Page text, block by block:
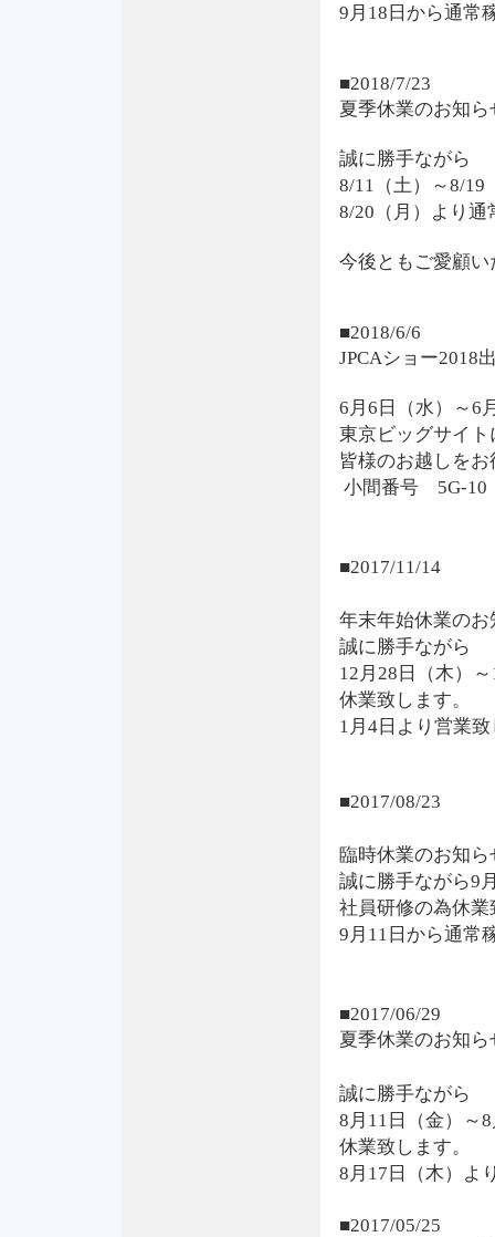
9月18日から通常
■2018/7/23
夏季休業のお知ら
誠に勝手ながら
8/11（土）～8/19
8/20（月）より通
今後ともご愛顧
■2018/6/6
JPCAショー2018
6月6日（水）～6
東京ビッグサイ
皆様のお越しを
小間番号 5G-10
■2017/11/14
年末年始休業のお
誠に勝手ながら
12月28日（木）
休業致します。
1月4日より営業
■2017/08/23
臨時休業のお知ら
誠に勝手ながら9
社員研修の為休
9月11日から通常
■2017/06/29
夏季休業のお知ら
誠に勝手ながら
8月11日（金）～
休業致します。
8月17日（木）よ
■2017/05/25